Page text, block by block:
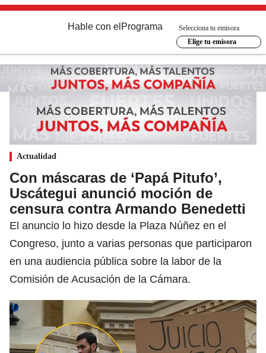
Hable con el Programa
Selecciona tu emisora
Elige tu emisora
Actualidad
Con máscaras de ‘Papá Pitufo’,
Uscátegui anunció moción de
censura contra Armando Benedetti
El anuncio lo hizo desde la Plaza Núñez en el
Congreso, junto a varias personas que participaron
en una audiencia pública sobre la labor de la
Comisión de Acusación de la Cámara.